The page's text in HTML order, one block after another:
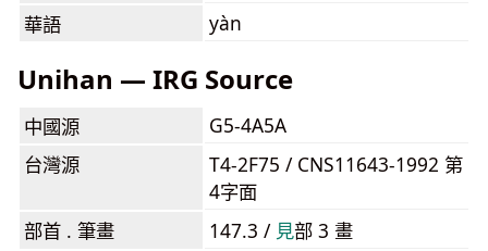
華語
yàn
Unihan — IRG Source
中國源
G5-4A5A
台灣源
T4-2F75 / CNS11643-1992 第
4字面
部首 . 筆畫
147.3 / ⾒部 3 畫